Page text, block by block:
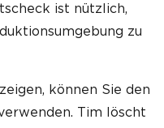
ist nützlich,
zu
können Sie den
Tim löscht